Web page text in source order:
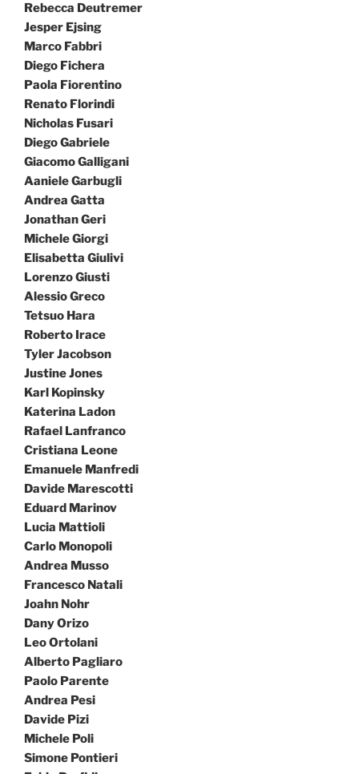
Rebecca Deutremer
Jesper Ejsing
Marco Fabbri
Diego Fichera
Paola Fiorentino
Renato Florindi
Nicholas Fusari
Diego Gabriele
Giacomo Galligani
Aaniele Garbugli
Andrea Gatta
Jonathan Geri
Michele Giorgi
Elisabetta Giulivi
Lorenzo Giusti
Alessio Greco
Tetsuo Hara
Roberto Irace
Tyler Jacobson
Justine Jones
Karl Kopinsky
Katerina Ladon
Rafael Lanfranco
Cristiana Leone
Emanuele Manfredi
Davide Marescotti
Eduard Marinov
Lucia Mattioli
Carlo Monopoli
Andrea Musso
Francesco Natali
Joahn Nohr
Dany Orizo
Leo Ortolani
Alberto Pagliaro
Paolo Parente
Andrea Pesi
Davide Pizi
Michele Poli
Simone Pontieri